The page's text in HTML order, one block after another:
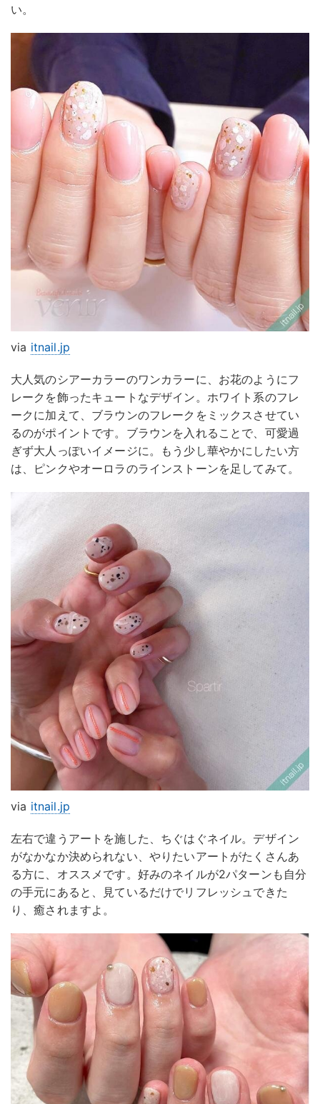
い。
via itnail.jp
大人気のシアーカラーのワンカラーに、お花のようにフ
レークを飾ったキュートなデザイン。ホワイト系のフレ
ークに加えて、ブラウンのフレークをミックスさせてい
るのがポイントです。ブラウンを入れることで、可愛過
ぎず大人っぽいイメージに。もう少し華やかにしたい方
は、ピンクやオーロラのラインストーンを足してみて。
via itnail.jp
左右で違うアートを施した、ちぐはぐネイル。デザイン
がなかなか決められない、やりたいアートがたくさんあ
る方に、オススメです。好みのネイルが2パターンも自分
の手元にあると、見ているだけでリフレッシュできた
り、癒されますよ。